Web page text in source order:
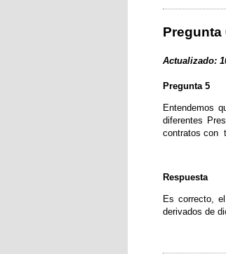
Pregunta
Actualizado:
Pregunta 5
Entendemos
diferentes
contratos con
Respuesta
Es correcto,
derivados de